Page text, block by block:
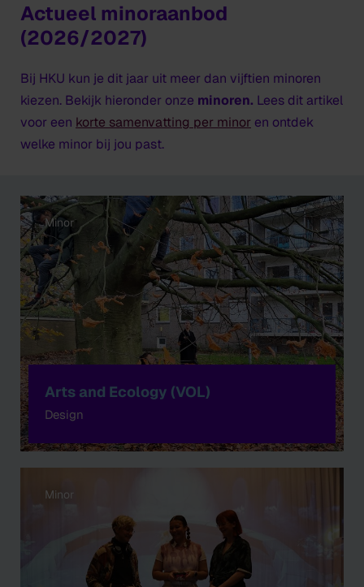
Actueel minoraanbod
(2026/2027)
Bij HKU kun je dit jaar uit meer dan vijftien minoren
kiezen. Bekijk hieronder onze minoren. Lees dit artikel
voor een korte samenvatting per minor en ontdek
welke minor bij jou past.
Minor
Arts and Ecology (VOL)
Design
Minor